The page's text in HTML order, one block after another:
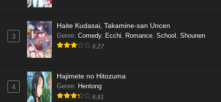
3
Haite Kudasai, Takamine-san Uncen
Genre: Comedy, Ecchi Romance School Shounen
6.27
4
Hajimete no Hitozuma
Genre: Hentong
6.81